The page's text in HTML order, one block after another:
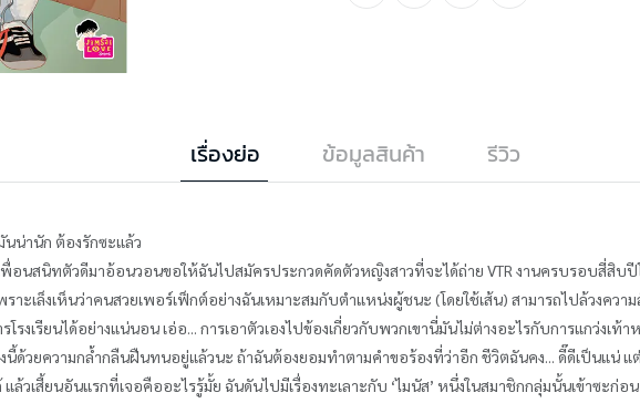
เรื่องย่อ ข้อมูลสินค้า รีวิว
น่านัก ต้องรักซะแล้ว
เพื่อนสนิทตัวดีมาอ้อนวอนขอให้ฉันไปสมัครประกวดคัดตัวหญิงสาวที่จะได้ถ่าย VTR งานครบรอบสี่สิบ
ราะเล็งเห็นว่าคนสวยเพอร์เฟ็กต์อย่างฉันเหมาะสมกับตำแหน่งผู้ชนะ (โดยใช้เส้น) สามารถไปล้วงควา
โรงเรียนได้อย่างแน่นอน เอ่อ... การเอาตัวเองไปข้องเกี่ยวกับพวกเขานี่มันไม่ต่างอะไรกับการแกว่งเท้
ห่งนี้ด้วยความกล้ำกลืนฝืนทนอยู่แล้วนะ ถ้าฉันต้องยอมทำตามคำขอร้องที่ว่าอีก ชีวิตฉันคง... ดี๊ดีเป็นแน่
แล้วเสี้ยนอันแรกที่เจอคืออะไรรู้มั้ย ฉันดันไปมีเรื่องทะเลาะกับ ‘ไมนัส’ หนึ่งในสมาชิกกลุ่มนั้นเข้าซะก่